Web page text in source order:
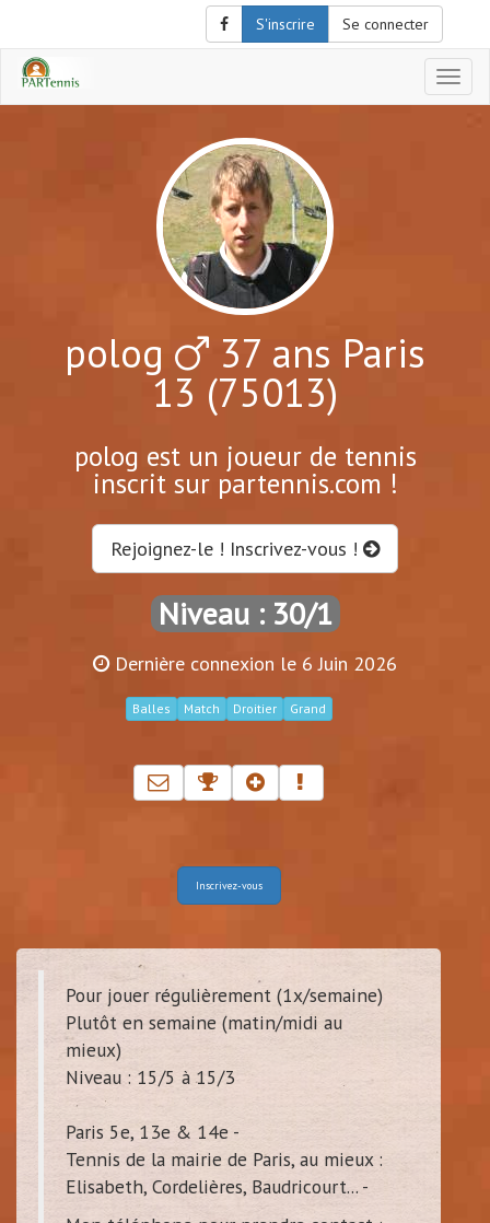
S'inscrire Se connecter
le
polog 37 ans Paris
13 (75013)
polog est un joueur de tennis
inscrit sur partennis.com !
Rejoignez-le ! Inscrivez-vous !
Niveau : 30/1
Dernière connexion le 6 Juin 2026
Balles Match Droitier Grand
Inscrivez-vous
Pour jouer régulièrement (1x/semaine)
Plutôt en semaine (matin/midi au
mieux)
Niveau : 15/5 à 15/3
Paris 5e, 13e & 14e -
Tennis de la mairie de Paris, au mieux :
Elisabeth, Cordelières, Baudricourt... -